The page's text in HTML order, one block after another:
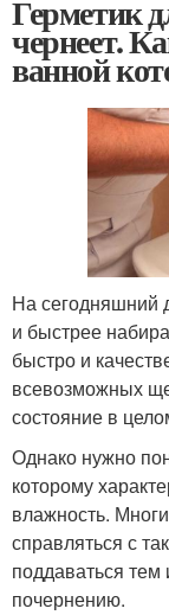
Герметик
чернеет.
ванной
На сегодняшний
и быстрее
быстро и
всевозможных
состояние в
Однако нужно
которому
влажность.
справляться с
поддаваться
почернению.